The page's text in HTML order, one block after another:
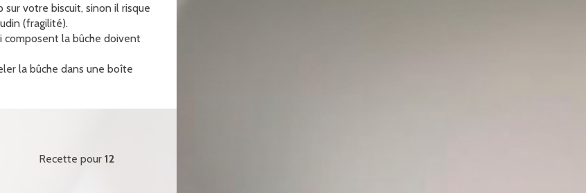
votre biscuit, sinon il risque
(fragilité).
composent la bûche doivent
la bûche dans une boîte
Recette pour 12